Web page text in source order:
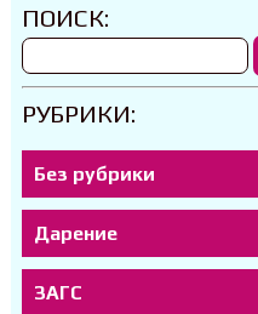
ПОИСК:
РУБРИКИ:
Без рубрики
Дарение
ЗАГС